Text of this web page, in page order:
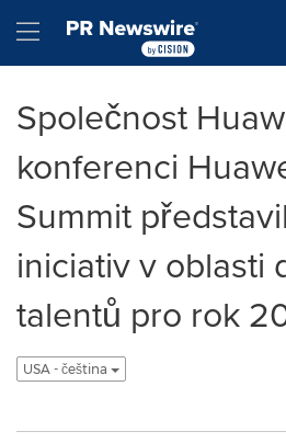
Hamburger menu
Společnost
konferenci
Summit
iniciativ v oblasti
talentů pro rok
USA - čeština